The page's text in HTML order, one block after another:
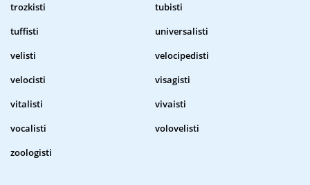
trozkisti
tubisti
tuffisti
universalisti
velisti
velocipedisti
velocisti
visagisti
vitalisti
vivaisti
vocalisti
volovelisti
zoologisti